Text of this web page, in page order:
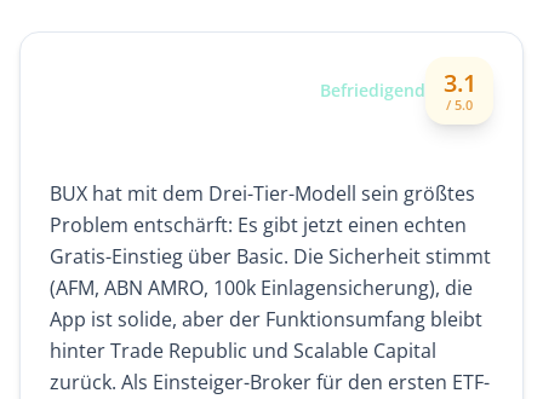
Befriedigend 3.1
/ 5.0
BUX hat mit dem Drei-Tier-Modell sein größtes
Problem entschärft: Es gibt jetzt einen echten
Gratis-Einstieg über Basic. Die Sicherheit stimmt
(AFM, ABN AMRO, 100k Einlagensicherung), die
App ist solide, aber der Funktionsumfang bleibt
hinter Trade Republic und Scalable Capital
zurück. Als Einsteiger-Broker für den ersten ETF-